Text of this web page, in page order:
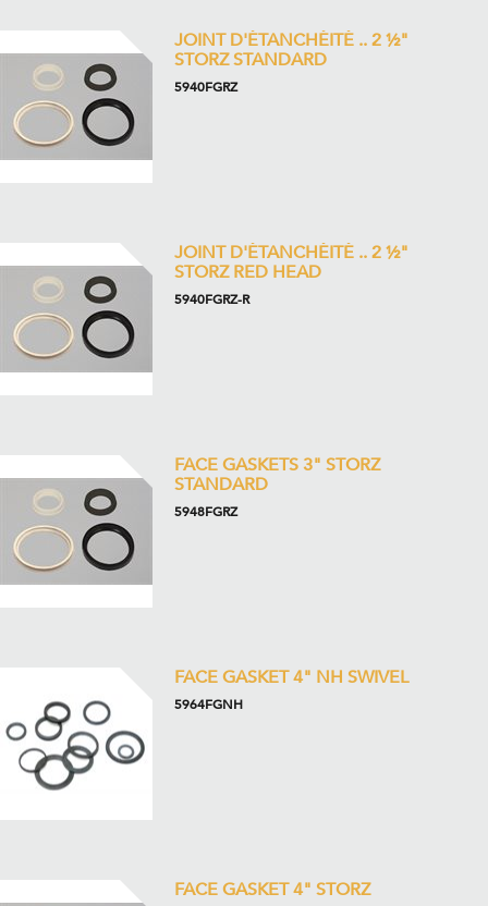
JOINT D'ÉTANCHÉITÉ .. 2 ½"
STORZ STANDARD
5940FGRZ
JOINT D'ÉTANCHÉITÉ .. 2 ½"
STORZ RED HEAD
5940FGRZ-R
FACE GASKETS 3" STORZ
STANDARD
5948FGRZ
FACE GASKET 4" NH SWIVEL
5964FGNH
FACE GASKET 4" STORZ